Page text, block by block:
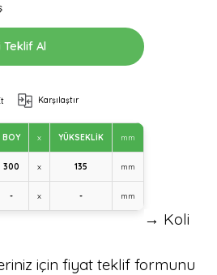
Teklif Al
Karşılaştır
BOY x YÜKSEKLİK mm
300 x 135 mm
- x - mm
→ Koli
için fiyat teklif formunu